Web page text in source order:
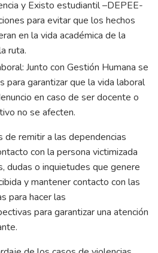
y Existo estudiantil –DEPEE-
para evitar que los hechos
en la vida académica de la
ruta.
Junto con Gestión Humana se
para garantizar que la vida laboral
en caso de ser docente o
no se afecten.
de remitir a las dependencias
con la persona victimizada
dudas o inquietudes que genere
y mantener contacto con las
para hacer las
para garantizar una atención